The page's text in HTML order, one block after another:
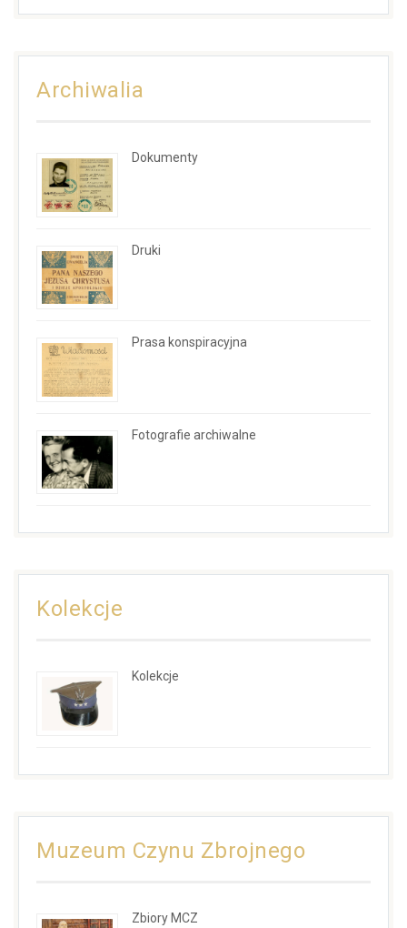
Archiwalia
Dokumenty
Druki
Prasa konspiracyjna
Fotografie archiwalne
Kolekcje
Kolekcje
Muzeum Czynu Zbrojnego
Zbiory MCZ